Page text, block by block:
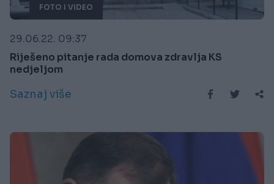
FOTO I VIDEO
29.06.22. 09:37
Riješeno pitanje rada domova zdravlja KS
nedjeljom
Saznaj više